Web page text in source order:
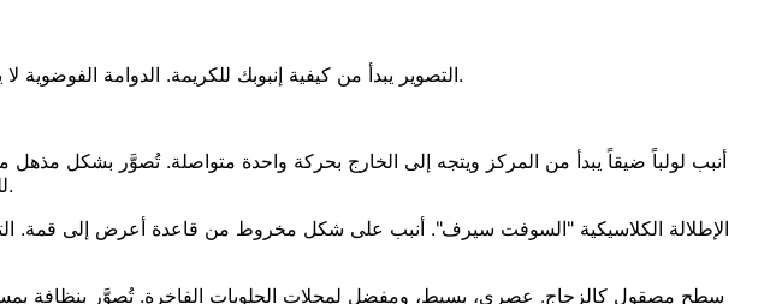
التصوير يبدأ من كيفية إنبوبك للكريمة. الدوامة الفوضوية لا يمكن إنقاذها بالإضاءة؛ أما الدوامة المُتقَنة فيستطيع تصويرها أي شخص — حتى الهاوي الذي يخبز في المنزل.
للولبك ارتفاع عمودي جيد. هي التوقيع البصري لمعظم محلات الكب كيك البوتيك لأنها تُصوَّر جيداً من كل زاوية.